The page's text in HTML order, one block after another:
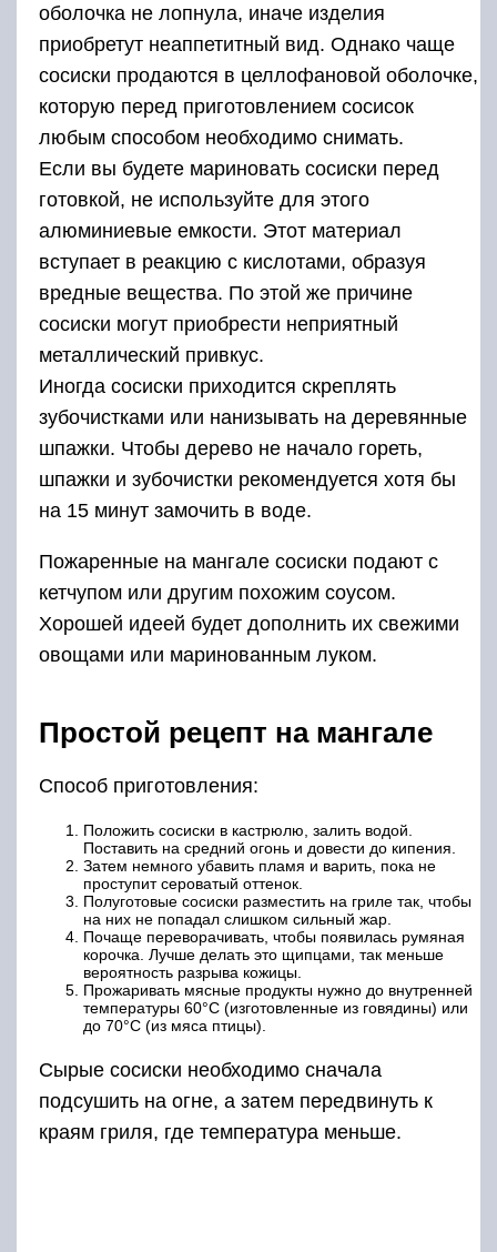
оболочка не лопнула, иначе изделия
приобретут неаппетитный вид. Однако чаще
сосиски продаются в целлофановой оболочке,
которую перед приготовлением сосисок
любым способом необходимо снимать.
Если вы будете мариновать сосиски перед
готовкой, не используйте для этого
алюминиевые емкости. Этот материал
вступает в реакцию с кислотами, образуя
вредные вещества. По этой же причине
сосиски могут приобрести неприятный
металлический привкус.
Иногда сосиски приходится скреплять
зубочистками или нанизывать на деревянные
шпажки. Чтобы дерево не начало гореть,
шпажки и зубочистки рекомендуется хотя бы
на 15 минут замочить в воде.
Пожаренные на мангале сосиски подают с
кетчупом или другим похожим соусом.
Хорошей идеей будет дополнить их свежими
овощами или маринованным луком.
Простой рецепт на мангале
Способ приготовления:
Положить сосиски в кастрюлю, залить водой.
Поставить на средний огонь и довести до кипения.
Затем немного убавить пламя и варить, пока не
проступит сероватый оттенок.
Полуготовые сосиски разместить на гриле так, чтобы
на них не попадал слишком сильный жар.
Почаще переворачивать, чтобы появилась румяная
корочка. Лучше делать это щипцами, так меньше
вероятность разрыва кожицы.
Прожаривать мясные продукты нужно до внутренней
температуры 60°С (изготовленные из говядины) или
до 70°С (из мяса птицы).
Сырые сосиски необходимо сначала
подсушить на огне, а затем передвинуть к
краям гриля, где температура меньше.